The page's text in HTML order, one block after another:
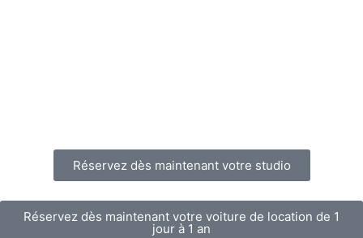
Réservez dès maintenant votre studio
Réservez dès maintenant votre voiture de location de 1
jour à 1 an